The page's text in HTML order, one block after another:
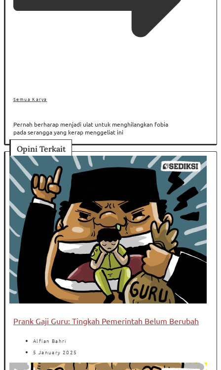
Semua Karya
Pernah berharap menjadi ulat untuk menghilangkan fobia
pada serangga yang kerap menggeliat ini
Opini Terkait
Prank Gaji Guru: Tingkah Pemerintah Belum Berubah
Alfian Bahri
5 January 2025